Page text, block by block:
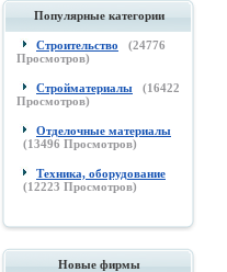
Популярные категории
Строительство (24776
Просмотров)
Стройматериалы (16422
Просмотров)
Отделочные материалы
(13496 Просмотров)
Техника, оборудование
(12223 Просмотров)
Новые фирмы